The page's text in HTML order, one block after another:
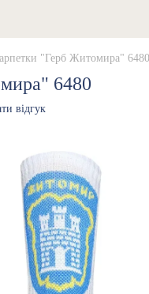
"Герб Житомира" 6480
6480
відгук